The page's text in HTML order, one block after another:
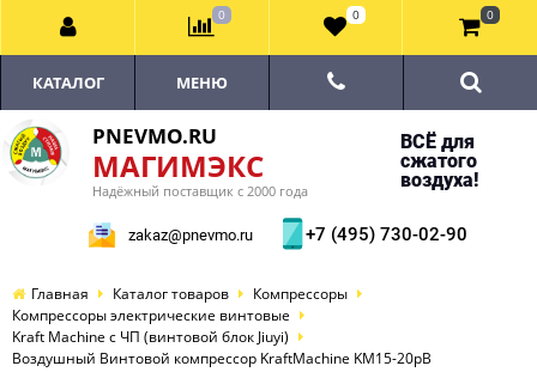
PNEVMO.RU
МАГИМЭКС
Надёжный поставщик с 2000 года
ВСЁ для
сжатого
воздуха!
zakaz@pnevmo.ru +7 (495) 730-02-90
КАТАЛОГ МЕНЮ
Главная Каталог товаров
Компрессоры
Компрессоры электрические винтовые
Kraft Machine с ЧП (винтовой блок Jiuyi)
Воздушный Винтовой компрессор KraftMachine KM15-20рВ
0 0 0